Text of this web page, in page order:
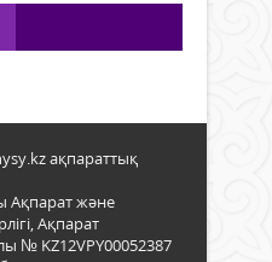
ақпараттық
Ақпарат және
Ақпарат
№ KZ12VPY00052387